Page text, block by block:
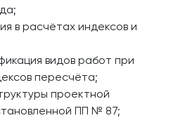
в расчётах индексов и
видов работ при
пересчёта;
проектной
ПП № 87;